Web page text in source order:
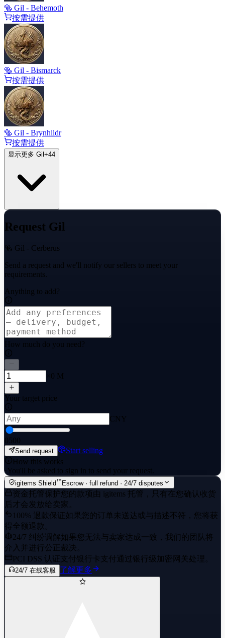
🥯 Gil - Behemoth
按需提供
🥯 Gil - Bismarck
按需提供
🥯 Gil - Brynhildr
按需提供
显示更多 Gil +44
Request Gil
🥯 Gil - Cerberus
Send a request and we'll notify our sellers to meet your
requirements.
Anything to add?
How much do you need?
×0 M
Your target price
CNY
0500
Send request
Start selling
How this works
·You'll be asked to sign in to send your request.
igitems Shield™ Escrow · full refund · 24/7 disputes
资金托管保护您的款项由 igitems 托管，只有在您确认收货
后才会发放给卖家。
100% 退款保证如果您的订单未送达或与描述不符，您将获
得全额退款。
24/7 纠纷调解如果您无法与卖家达成一致，我们的团队将
介入并进行公正裁决。
PCI DSS 认证支付 银行卡支付通过银行级加密网关处理。
24/7 在线客服 了解更多